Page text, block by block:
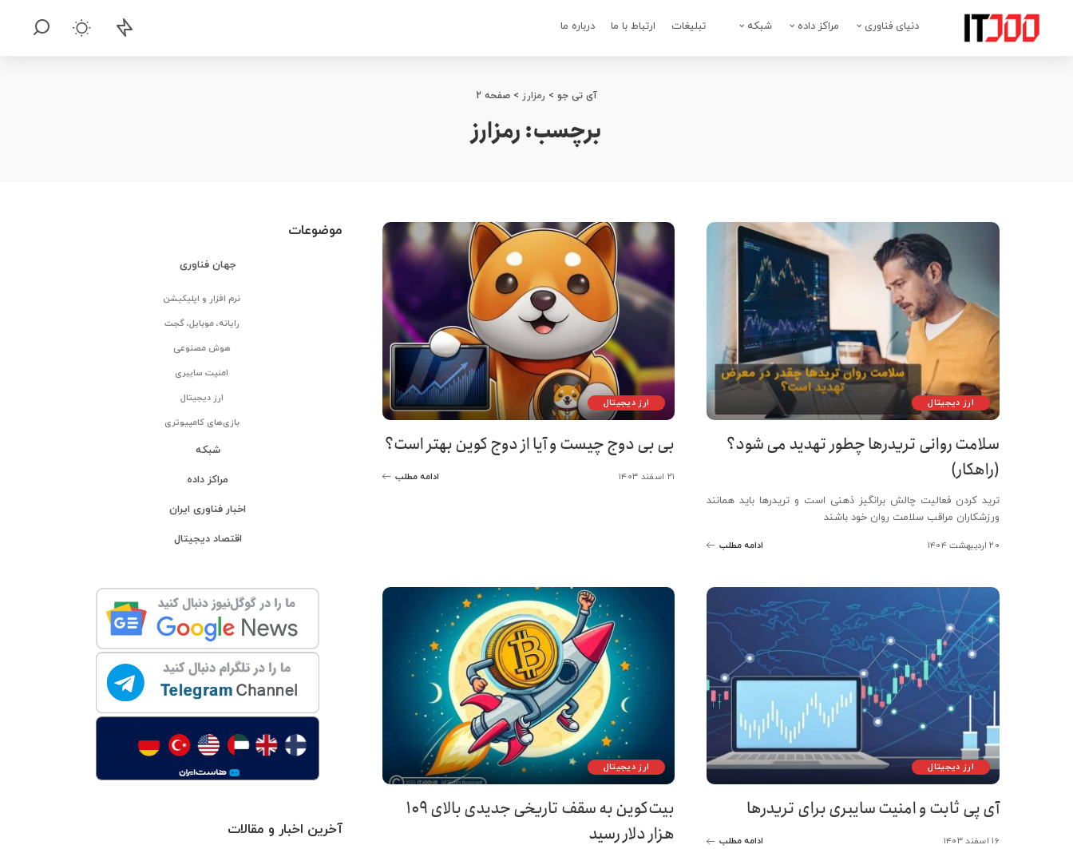
دنیای فناوری مراکز داده شبکه تبلیغات ارتباط با ما درباره ما
آی تی جو > رمزارز > صفحه 2
برچسب:رمزارز
ارز دیجیتال
سلامت روانی تریدرها چطور تهدید می شود؟
(راهکار)
ترید کردن فعالیت چالش برانگیز ذهنی است و تریدرها باید همانند
ورزشکاران مراقب سلامت روان خود باشند
۲۰ اردیبهشت ۱۴۰۴ ادامه مطلب
ارز دیجیتال
بی بی دوج چیست و آیا از دوج کوین بهتر است؟
۲۱ اسفند ۱۴۰۳ ادامه مطلب
ارز دیجیتال
آی پی ثابت و امنیت سایبری برای تریدرها
۱۶ اسفند ۱۴۰۳ ادامه مطلب
ارز دیجیتال
بیت‌کوین به سقف تاریخی جدیدی بالای ۱۰۹
هزار دلار رسید
موضوعات
جهان فناوری
نرم افزار و اپلیکیشن
رایانه، موبایل، گجت
هوش مصنوعی
امنیت سایبری
ارز دیجیتال
بازی‌های کامپیوتری
شبکه
مراکز داده
اخبار فناوری ایران
اقتصاد دیجیتال
آخرین اخبار و مقالات